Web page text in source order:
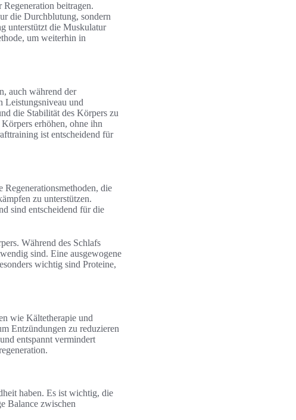
beitragen.
die Durchblutung, sondern
unterstützt die Muskulatur
um weiterhin in
auch während der
Leistungsniveau und
die Stabilität des Körpers zu
erhöhen, ohne ihn
ist entscheidend für
die
zu unterstützen.
sind entscheidend für die
Während des Schlafs
sind. Eine ausgewogene
wichtig sind Proteine,
wie Kältetherapie und
Entzündungen zu reduzieren
entspannt vermindert
haben. Es ist wichtig, die
Balance zwischen